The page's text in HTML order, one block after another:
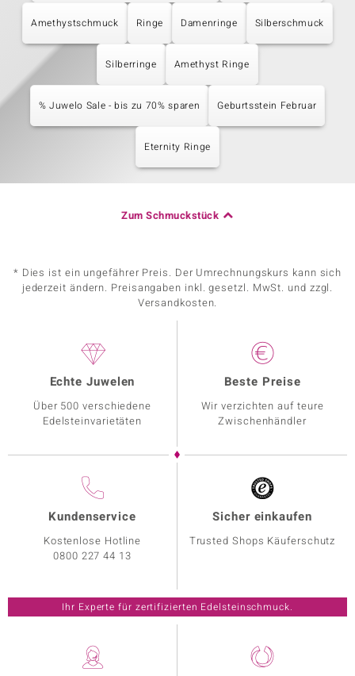
Amethystschmuck Ringe Damenringe Silberschmuck
Silberringe Amethyst Ringe
% Juwelo Sale - bis zu 70% sparen Geburtsstein Februar
Eternity Ringe
Zum Schmuckstück
* Dies ist ein ungefährer Preis. Der Umrechnungskurs kann sich
jederzeit ändern. Preisangaben inkl. gesetzl. MwSt. und zzgl.
Versandkosten.
Echte Juwelen
Über 500 verschiedene
Edelsteinvarietäten
Beste Preise
Wir verzichten auf teure
Zwischenhändler
Kundenservice
Kostenlose Hotline
0800 227 44 13
Sicher einkaufen
Trusted Shops Käuferschutz
Ihr Experte für zertifizierten Edelsteinschmuck.